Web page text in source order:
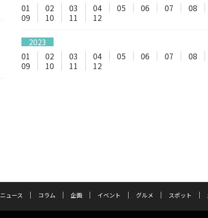
01 02 03 04 05 06 07
08
09
10 11 12
2023
01
02 03 04 05 06 07
08
09
10 11 12
ニュース コラム 企画 イベント グルメ スポット